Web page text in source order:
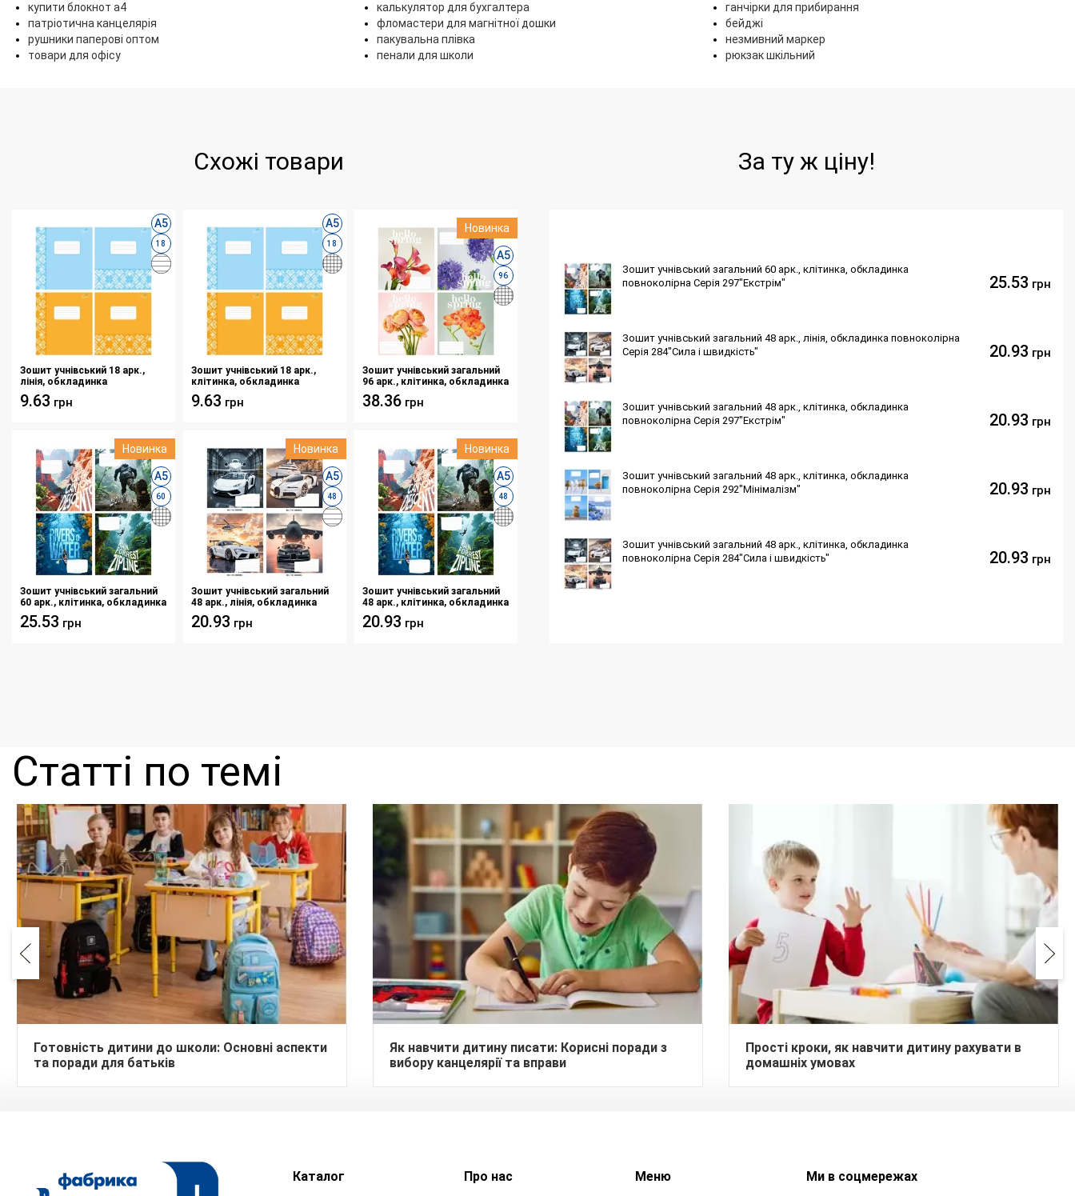
купити блокнот а4
патріотична канцелярія
рушники паперові оптом
товари для офісу
калькулятор для бухгалтера
фломастери для магнітної дошки
пакувальна плівка
пенали для школи
ганчірки для прибирання
бейджі
незмивний маркер
рюкзак шкільний
Схожі товари
А5
18
Зошит учнівський 18 арк.,
лінія, обкладинка
повноколірна Серія
944"Мережка"
9.63 грн
А5
18
Зошит учнівський 18 арк.,
клітинка, обкладинка
повноколірна Серія
944"Мережка"
9.63 грн
Новинка
А5
96
Зошит учнівський загальний
96 арк., клітинка, обкладинка
повноколірна Серія
262"Весняні квіти"
38.36 грн
Новинка
А5
60
Зошит учнівський загальний
60 арк., клітинка, обкладинка
повноколірна Серія
297"Екстрім"
25.53 грн
Новинка
А5
48
Зошит учнівський загальний
48 арк., лінія, обкладинка
повноколірна Серія 284"Сила
і швидкість"
20.93 грн
Новинка
А5
48
Зошит учнівський загальний
48 арк., клітинка, обкладинка
повноколірна Серія
297"Екстрім"
20.93 грн
За ту ж ціну!
Зошит учнівський загальний 60 арк., клітинка, обкладинка
повноколірна Серія 297"Екстрім"
25.53 грн
Зошит учнівський загальний 48 арк., лінія, обкладинка повноколірна
Серія 284"Сила і швидкість"
20.93 грн
Зошит учнівський загальний 48 арк., клітинка, обкладинка
повноколірна Серія 297"Екстрім"
20.93 грн
Зошит учнівський загальний 48 арк., клітинка, обкладинка
повноколірна Серія 292"Мінімалізм"
20.93 грн
Зошит учнівський загальний 48 арк., клітинка, обкладинка
повноколірна Серія 284"Сила і швидкість"
20.93 грн
Статті по темі
Готовність дитини до школи: Основні аспекти
та поради для батьків
Як навчити дитину писати: Корисні поради з
вибору канцелярії та вправи
Прості кроки, як навчити дитину рахувати в
домашніх умовах
Каталог Про нас Меню Ми в соцмережах